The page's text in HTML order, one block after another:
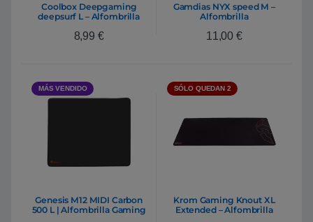
Coolbox Deepgaming
deepsurf L – Alfombrilla
8,99 €
Gamdias NYX speed M –
Alfombrilla
11,00 €
MÁS VENDIDO
Genesis M12 MIDI Carbon
500 L | Alfombrilla Gaming
SÓLO QUEDAN 2
Krom Gaming Knout XL
Extended – Alfombrilla